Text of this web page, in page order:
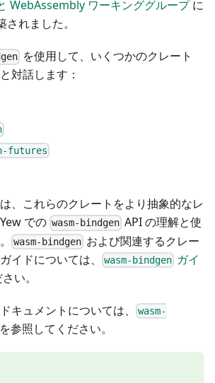
WebAssembly ワーキンググループに
れました。
を使用して、いくつかのクレート
対話します：
futures
、これらのクレートをより抽象的なレ
での wasm-bindgen API の理解と使
wasm-bindgen および関連するクレー
イドについては、
wasm-bindgen ガイ
い。
キュメントについては、
wasm-
を参照してください。